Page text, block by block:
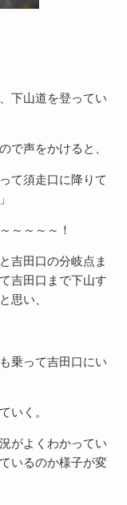
下山道を登ってい
で声をかけると、
て須走口に降りて
～～～～！
吉田口の分岐点ま
吉田口まで下山す
思い、
乗って吉田口にい
いく。
がよくわかってい
いるのか様子が変